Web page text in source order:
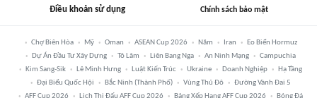
Điều khoản sử dụng Chính sách bảo mật
Chợ Biên Hòa Mỹ Oman ASEAN Cup 2026 Năm Iran
Eo Biển Hormuz
Dự Án Đầu Tư Xây Dựng
Tô Lâm Liên Bang Nga An Ninh Mạng
Campuchia
Kim Sang-Sik
Lê Minh Hưng Luật Kiến Trúc Ukraine Doanh Nghiệp
Hạ Tầng
Đại Biểu Quốc Hội
Bắc Ninh (thành Phố) Vùng Thủ Đô
Đường Vành Đai 5
AFF Cup 2026
Lịch Thi Đấu AFF Cup 2026 Bảng Xếp Hạng AFF Cup 2026 Bóng Đá